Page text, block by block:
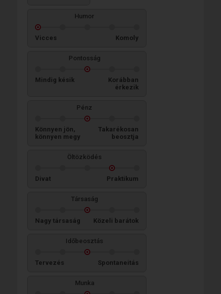
Humor
Vicces Komoly
Pontosság
Mindig késik
Korábban
érkezik
Pénz
Könnyen jön,
könnyen megy
Takarékosan
beosztja
Öltözködés
Divat Praktikum
Társaság
Nagy társaság Közeli barátok
Időbeosztás
Tervezés Spontaneitás
Munka